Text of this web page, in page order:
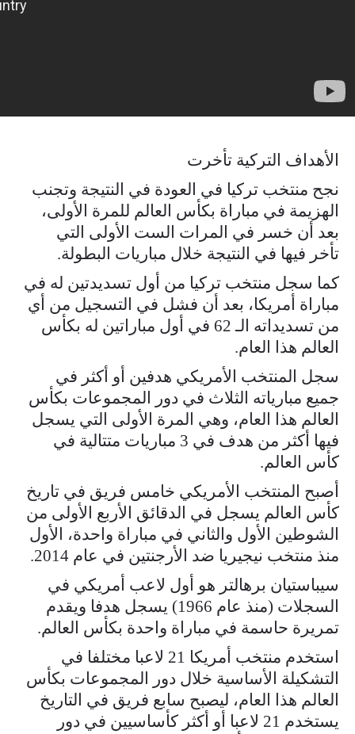
الأهداف التركية تأخرت
نجح منتخب تركيا في العودة في النتيجة وتجنب
الهزيمة في مباراة بكأس العالم للمرة الأولى،
بعد أن خسر في المرات الست الأولى التي
تأخر فيها في النتيجة خلال مباريات البطولة.
كما سجل منتخب تركيا من أول تسديدتين له في
مباراة أمريكا، بعد أن فشل في التسجيل من أي
من تسديداته الـ 62 في أول مباراتين له بكأس
العالم هذا العام.
سجل المنتخب الأمريكي هدفين أو أكثر في
جميع مبارياته الثلاث في دور المجموعات بكأس
العالم هذا العام، وهي المرة الأولى التي يسجل
فيها أكثر من هدف في 3 مباريات متتالية في
كأس العالم.
أصبح المنتخب الأمريكي خامس فريق في تاريخ
كأس العالم يسجل في الدقائق الأربع الأولى من
الشوطين الأول والثاني في مباراة واحدة، الأول
منذ منتخب نيجيريا ضد الأرجنتين في عام 2014.
سيباستيان برهالتر هو أول لاعب أمريكي في
السجلات (منذ عام 1966) يسجل هدفا ويقدم
تمريرة حاسمة في مباراة واحدة بكأس العالم.
استخدم منتخب أمريكا 21 لاعبا مختلفا في
التشكيلة الأساسية خلال دور المجموعات بكأس
العالم هذا العام، ليصبح سابع فريق في التاريخ
يستخدم 21 لاعبا أو أكثر كأساسيين في دور